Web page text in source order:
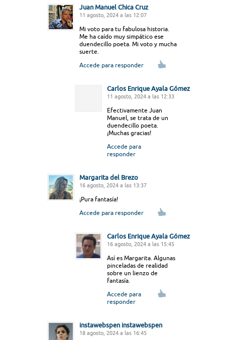
Juan Manuel Chica Cruz
11 agosto, 2024 a las 12:07
Mi voto para tu fabulosa historia.
Me ha caído muy simpático ese
duendecillo poeta. Mi voto y mucha
suerte.
Accede para responder
Carlos Enrique Ayala Gómez
11 agosto, 2024 a las 12:33
Efectivamente Juan
Manuel, se trata de un
duendecillo poeta.
¡Muchas gracias!
Accede para
responder
Margarita del Brezo
16 agosto, 2024 a las 13:37
¡Pura fantasía!
Accede para responder
Carlos Enrique Ayala Gómez
16 agosto, 2024 a las 15:45
Así es Margarita. Algunas
pinceladas de realidad
sobre un lienzo de
fantasía.
Accede para
responder
instawebspen instawebspen
18 agosto, 2024 a las 16:45